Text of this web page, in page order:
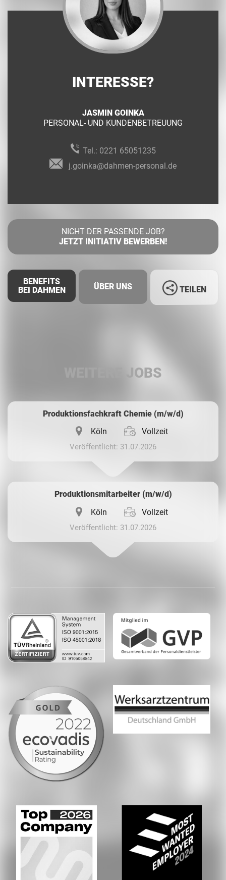
INTERESSE?
JASMIN GOINKA
PERSONAL- UND KUNDENBETREUUNG
Tel.: 0221 65051235
j.goinka@dahmen-personal.de
NICHT DER PASSENDE JOB?
JETZT INITIATIV BEWERBEN!
BENEFITS
BEI DAHMEN
ÜBER UNS TEILEN
WEITERE JOBS
Produktionsfachkraft Chemie (m/w/d)
Köln
Vollzeit
Veröffentlicht: 31.07.2026
Produktionsmitarbeiter (m/w/d)
Köln
Vollzeit
Veröffentlicht: 31.07.2026